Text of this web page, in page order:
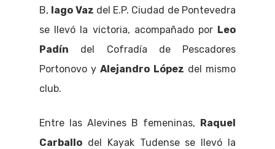
B, Iago Vaz del E.P. Ciudad de Pontevedra
se llevó la victoria, acompañado por Leo
Padín del Cofradía de Pescadores
Portonovo yAlejandro López del mismo
club.
Entre las Alevines B femeninas, Raquel
Carballo del Kayak Tudense se llevó la